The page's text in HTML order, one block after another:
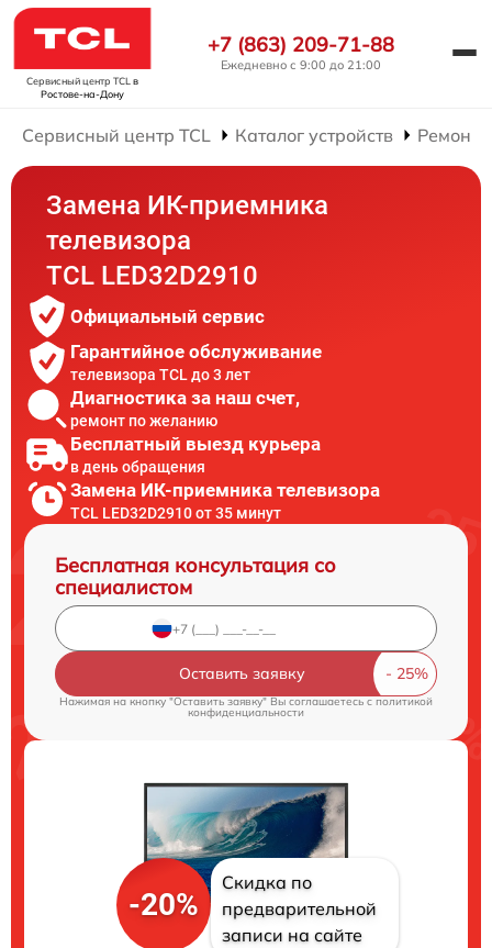
Сервисный центр TCL в
Ростове-на-Дону
+7 (863) 209-71-88
Ежедневно с 9:00 до 21:00
Сервисный центр TCL Каталог устройств Ремонт
Замена ИК-приемника
телевизора
TCL LED32D2910
Официальный сервис
Гарантийное обслуживание
телевизора TCL до 3 лет
Диагностика за наш счет,
ремонт по желанию
Бесплатный выезд курьера
в день обращения
Замена ИК-приемника телевизора
TCL LED32D2910 от 35 минут
Бесплатная консультация со
специалистом
Оставить заявку
Нажимая на кнопку "Оставить заявку" Вы соглашаетесь cполитикой
конфиденциальности
-20%
Скидка по
предварительной
записи на сайте